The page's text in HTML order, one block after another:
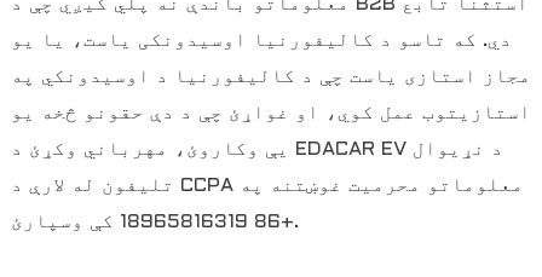
معلوماتو باندې نه پلي کیږي چې د B2B استثنا تابع
دي. که تاسو د کالیفورنیا اوسیدونکی یاست، یا یو
مجاز استازی یاست چې د کالیفورنیا د اوسیدونکي په
استازیتوب عمل کوي، او غواړئ چې د دې حقونو څخه یو
یې وکاروئ، مهرباني وکړئ د EDACAR EV د نړیوال
تلیفون له لارې د CCPA معلوماتو محرمیت غوښتنه په
+86 18965816319 کې وسپارئ.